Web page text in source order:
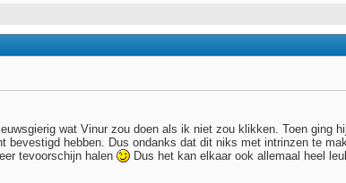
wat Vinur zou doen als ik niet zou klikken. Toen ging
bevestigd hebben. Dus ondanks dat dit niks met intrinzen te
tevoorschijn halen
Dus het kan elkaar ook allemaal heel